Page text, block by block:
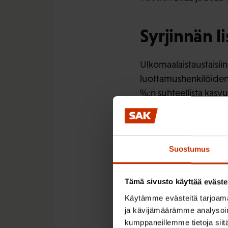
Suostumus
Tämä sivusto käyttää
Käytämme evästeitä
ja kävijämäärämme
kumppaneillemme tietoja
Syrjinnän
luottamushenkilöiden
%:n suhteellista
Kielitaidon
aikana.
Julkisilla